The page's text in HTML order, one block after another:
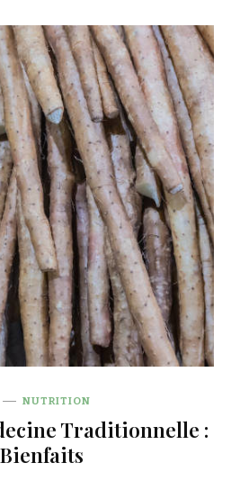
NUTRITION
Traditionnelle :